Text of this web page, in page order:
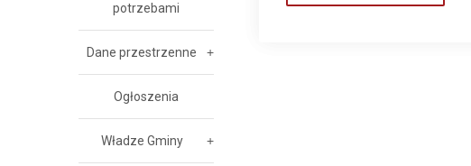
potrzebami
Dane przestrzenne
Ogłoszenia
Władze Gminy